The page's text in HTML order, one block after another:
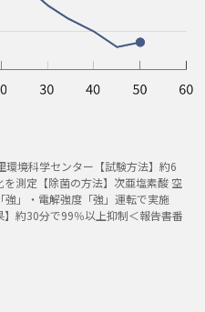
境科学センター【試験方法】約6
測定【除菌の方法】次亜塩素酸 空
強」・電解強度「強」運転で実施
】約30分で99％以上抑制＜報告書番